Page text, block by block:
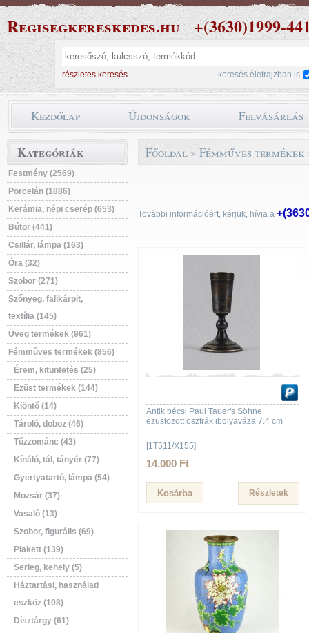
Regisegkereskedes.hu +(3630)1999-
részletes keresés keresés életrajzban is
Kezdőlap Újdonságok Felvásárlás
Kategóriák
Festmény (2569)
Porcelán (1886)
Kerámia, népi cserép (653)
Bútor (441)
Csillár, lámpa (163)
Óra (32)
Szobor (271)
Szőnyeg, falikárpit,
textília (145)
Üveg termékek (961)
Fémműves termékek (856)
Érem, kitüntetés (25)
Ezüst termékek (144)
Kiöntő (14)
Tároló, doboz (46)
Tűzzománc (43)
Kínáló, tál, tányér (77)
Gyertyatartó, lámpa (54)
Mozsár (37)
Vasaló (13)
Szobor, figurális (69)
Plakett (139)
Serleg, kehely (5)
Háztartási, használati
eszköz (108)
Dísztárgy (61)
Főoldal » Fémműves termékek
További információért, kérjük, hívja a
Antik bécsi Paul Tauer's Söhne
ezüstözött osztrák ibolyaváza 7.4 cm
[1T511/X155]
14.000 Ft
Részletek